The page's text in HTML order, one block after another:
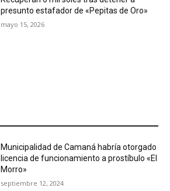
presunto estafador de «Pepitas de Oro»
mayo 15, 2026
Municipalidad de Camaná habría otorgado
licencia de funcionamiento a prostíbulo «El
Morro»
septiembre 12, 2024